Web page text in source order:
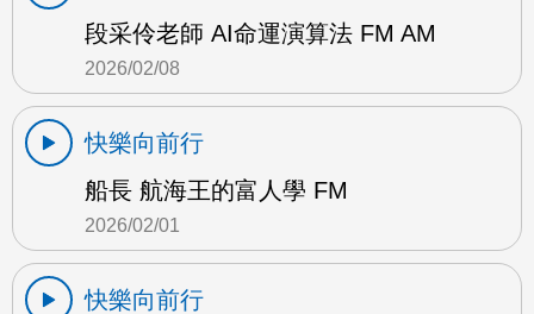
段采伶老師 AI命運演算法 FM AM
2026/02/08
快樂向前行
船長 航海王的富人學 FM
2026/02/01
快樂向前行